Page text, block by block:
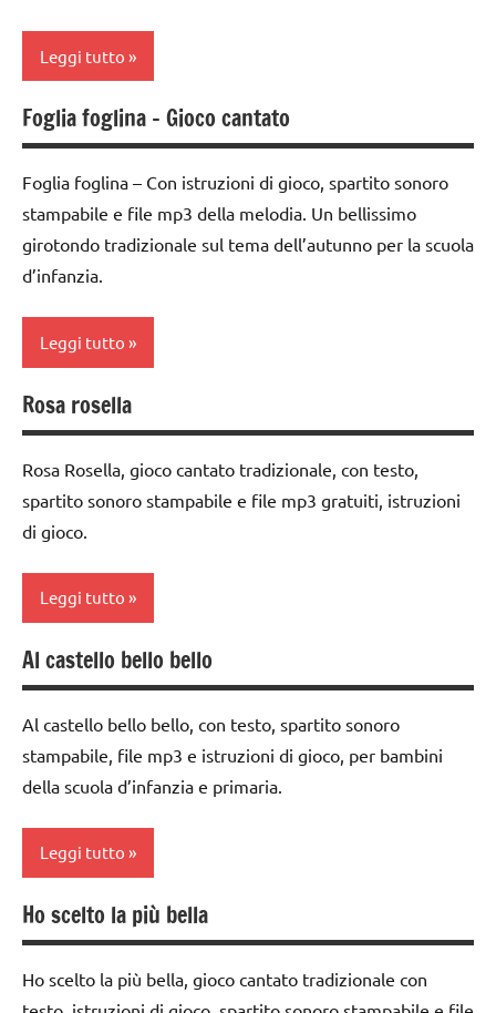
PER ETA'
TUTTI GLI
inglese
didattico
ARGOMENTI
PER ETA'
TUTTI GLI
ARTICOLI
3 ai
anni
DI
GRUPPO
e giochi
cantati
Primavera
STAGIONI
TUTTI GLI
ARGOMENTI
PER ETA'
TUTTI GLI
Leggi tutto
classe
1a
classe
2a
3a
4a
classe
dai
3 ai
anni
DOWNLOAD
DI
GRUPPO
girotondi
e giochi
cantati
inglese
materiale
TUTTI GLI
Foglia foglina – Gioco cantato
Foglia foglina – Con istruzioni di gioco, spartito sonoro
stampabile e file mp3 della melodia. Un bellissimo
girotondo tradizionale sul tema dell’autunno per la scuola
d’infanzia.
Leggi tutto
Autunno
1a
classe
2a
dai
anni
DI
GRUPPO
e giochi
cantati
TUTTI GLI
ARGOMENTI
Rosa rosella
Rosa Rosella, gioco cantato tradizionale, con testo,
spartito sonoro stampabile e file mp3 gratuiti, istruzioni
di gioco.
Leggi tutto
classe
1a
classe
2a
3a
classe
dai
Al castello bello bello
Al castello bello bello, con testo, spartito sonoro
stampabile, file mp3 e istruzioni di gioco, per bambini
della scuola d’infanzia e primaria.
Leggi tutto
classe
1a
classe
Ho scelto la più bella
Ho scelto la più bella, gioco cantato tradizionale con